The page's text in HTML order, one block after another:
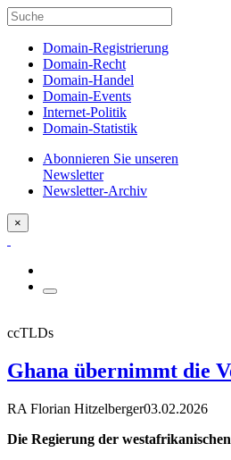
Domain-Registrierung
Domain-Recht
Domain-Handel
Domain-Events
Internet-Politik
Domain-Statistik
Abonnieren Sie unseren
Newsletter
Newsletter-Archiv
×
ccTLDs
Ghana übernimmt die
RA Florian Hitzelberger03.02.2026
Die Regierung der